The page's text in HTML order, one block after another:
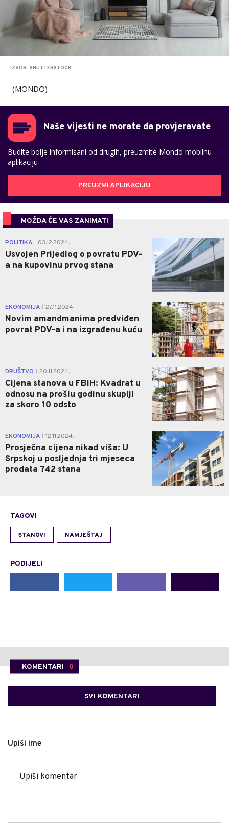
IZVOR: SHUTTERSTOCK
(MONDO)
Naše vijesti ne morate da provjeravate
Budite bolje informisani od drugih, preuzmite Mondo mobilnu
aplikaciju
PREUZMI APLIKACIJU
MOŽDA ĆE VAS ZANIMATI
POLITIKA 03.12.2024.
Usvojen Prijedlog o povratu PDV-
a na kupovinu prvog stana
0
EKONOMIJA 27.11.2024.
Novim amandmanima predviđen
povrat PDV-a i na izgrađenu kuću
0
DRUŠTVO 20.11.2024.
Cijena stanova u FBiH: Kvadrat u
odnosu na prošlu godinu skuplji
za skoro 10 odsto
0
EKONOMIJA 12.11.2024.
Prosječna cijena nikad viša: U
Srpskoj u posljednja tri mjeseca
prodata 742 stana
0
TAGOVI
STANOVI NAMJEŠTAJ
PODIJELI
KOMENTARI 0
SVI KOMENTARI
Upiši ime